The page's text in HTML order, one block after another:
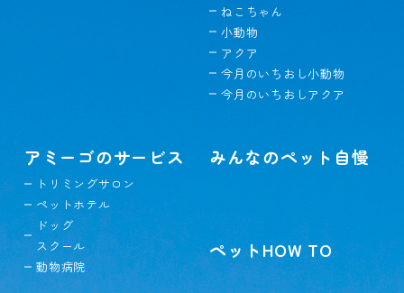
ねこちゃん
小動物
アクア
今月のいちおし小動物
今月のいちおしアクア
アミーゴのサービス
トリミングサロン
ペットホテル
ドッグ
スクール
動物病院
みんなのペット自慢
ペットHOW TO